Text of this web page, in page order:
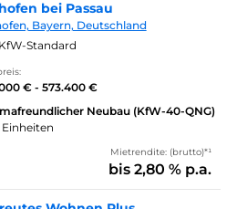
bei Passau
Bayern, Deutschland
KfW-Standard
€ - 573.400 €
Neubau (KfW-40-QNG)
Einheiten
Mietrendite: (brutto)*¹
bis 2,80 % p.a.